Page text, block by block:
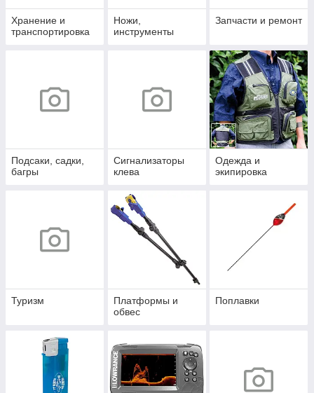
Хранение и
транспортировка
Ножи,
инструменты
Запчасти и ремонт
Подсаки, садки,
багры
Сигнализаторы
клева
Одежда и
экипировка
Туризм
Платформы и
обвес
Поплавки